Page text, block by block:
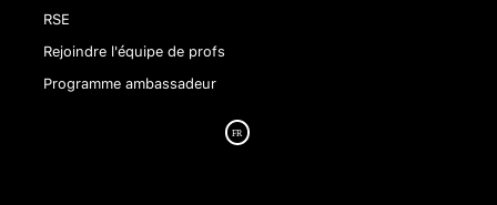
RSE
Rejoindre l'équipe de profs
Programme ambassadeur